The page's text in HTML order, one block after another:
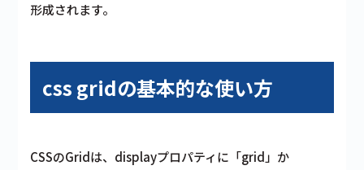
形成されます。
css gridの基本的な使い方
CSSのGridは、displayプロパティに「grid」か